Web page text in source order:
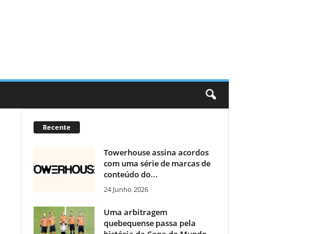
Recente
Towerhouse assina acordos
com uma série de marcas de
conteúdo do...
24 Junho 2026
Uma arbitragem
quebequense passa pela